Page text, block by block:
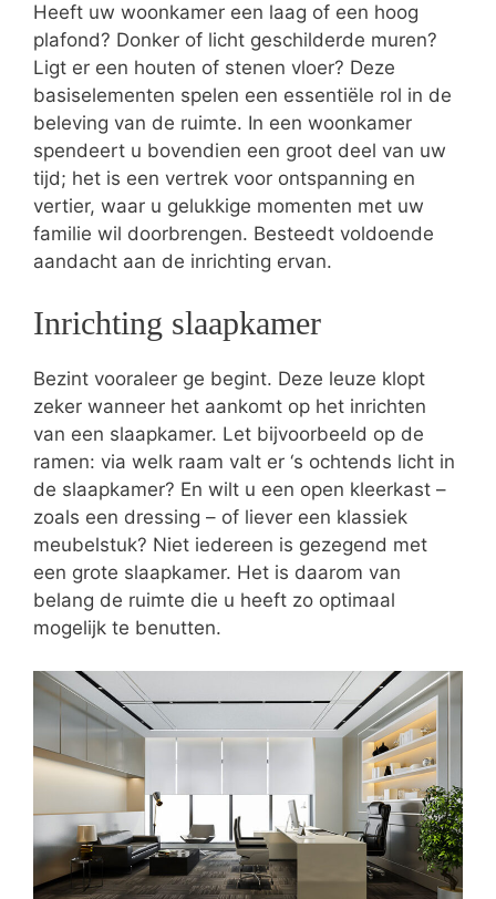
Heeft uw woonkamer een laag of een hoog
plafond? Donker of licht geschilderde muren?
Ligt er een houten of stenen vloer? Deze
basiselementen spelen een essentiële rol in de
beleving van de ruimte. In een woonkamer
spendeert u bovendien een groot deel van uw
tijd; het is een vertrek voor ontspanning en
vertier, waar u gelukkige momenten met uw
familie wil doorbrengen. Besteedt voldoende
aandacht aan de inrichting ervan.
Inrichting slaapkamer
Bezint vooraleer ge begint. Deze leuze klopt
zeker wanneer het aankomt op het inrichten
van een slaapkamer. Let bijvoorbeeld op de
ramen: via welk raam valt er ‘s ochtends licht in
de slaapkamer? En wilt u een open kleerkast –
zoals een dressing – of liever een klassiek
meubelstuk? Niet iedereen is gezegend met
een grote slaapkamer. Het is daarom van
belang de ruimte die u heeft zo optimaal
mogelijk te benutten.